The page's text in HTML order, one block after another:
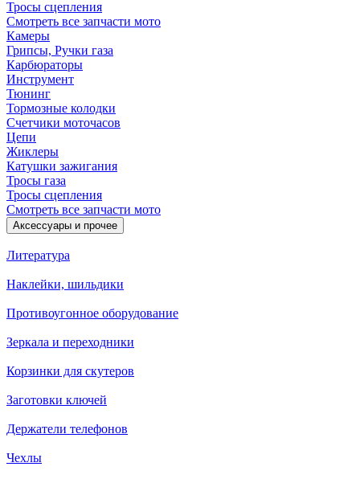
Тросы сцепления
Смотреть все запчасти мото
Камеры
Грипсы, Ручки газа
Карбюраторы
Инструмент
Тюнинг
Тормозные колодки
Счетчики моточасов
Цепи
Жиклеры
Катушки зажигания
Тросы газа
Тросы сцепления
Смотреть все запчасти мото
Аксессуары и прочее
Литература
Наклейки, шильдики
Противоугонное оборудование
Зеркала и переходники
Корзинки для скутеров
Заготовки ключей
Держатели телефонов
Чехлы